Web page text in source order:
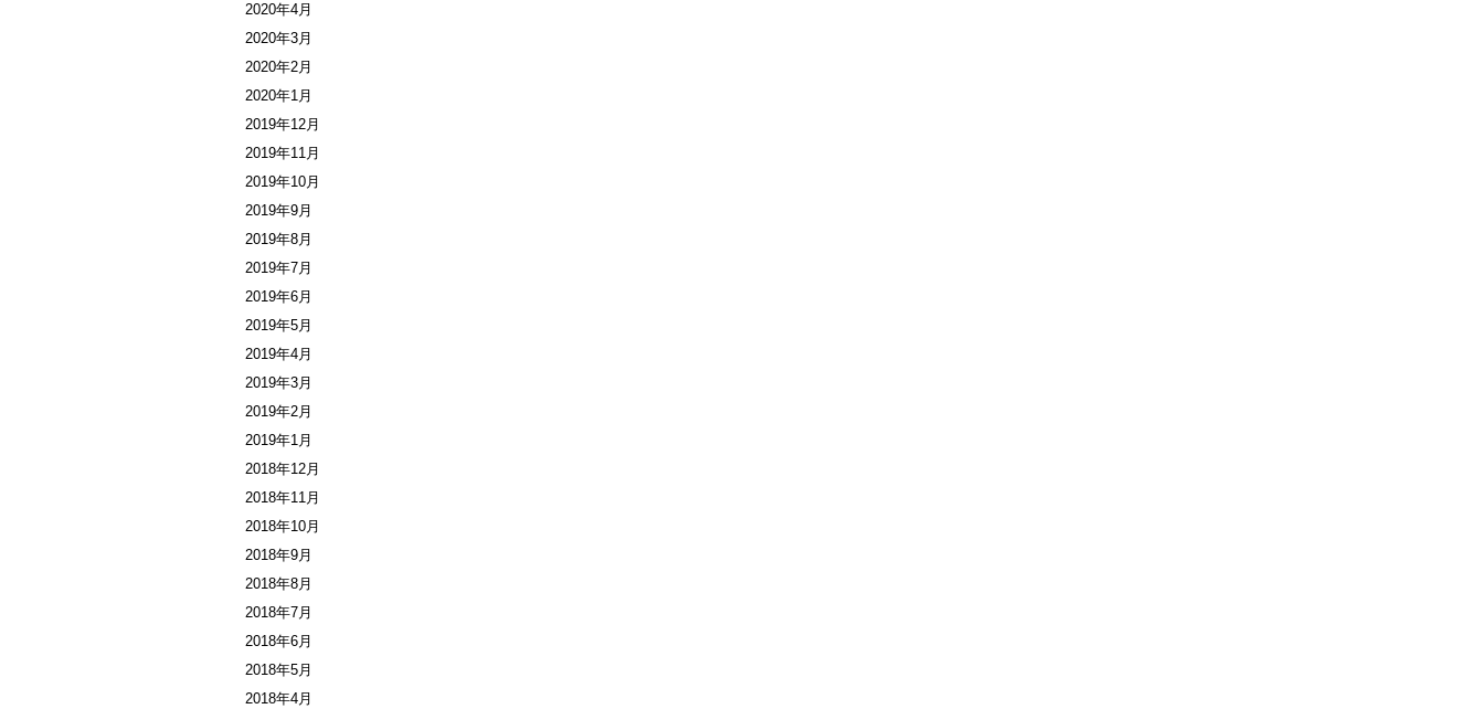
2020年4月
2020年3月
2020年2月
2020年1月
2019年12月
2019年11月
2019年10月
2019年9月
2019年8月
2019年7月
2019年6月
2019年5月
2019年4月
2019年3月
2019年2月
2019年1月
2018年12月
2018年11月
2018年10月
2018年9月
2018年8月
2018年7月
2018年6月
2018年5月
2018年4月